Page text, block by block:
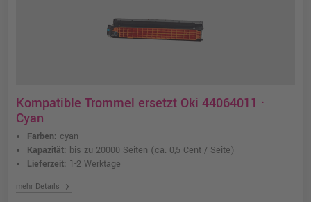
Kompatible Trommel ersetzt Oki 44064011 ·
Cyan
Farben: cyan
Kapazität: bis zu 20000 Seiten (ca. 0,5 Cent / Seite)
Lieferzeit: 1-2 Werktage
mehr Details chevron_right